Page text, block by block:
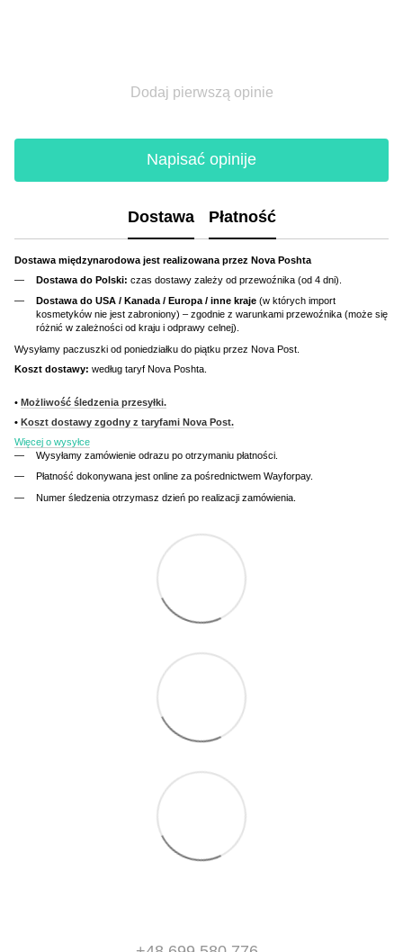
Dodaj pierwszą opinie
Napisać opinije
Dostawa Płatność
Dostawa międzynarodowa jest realizowana przez Nova Poshta
Dostawa do Polski: czas dostawy zależy od przewoźnika (od 4 dni).
Dostawa do USA / Kanada / Europa / inne kraje (w których import
kosmetyków nie jest zabroniony) – zgodnie z warunkami przewoźnika (może się
różnić w zależności od kraju i odprawy celnej).
Wysyłamy paczuszki od poniedziałku do piątku przez Nova Post.
Koszt dostawy: według taryf Nova Poshta.
• Możliwość śledzenia przesyłki.
• Koszt dostawy zgodny z taryfami Nova Post.
Więcej o wysyłce
Wysyłamy zamówienie odrazu po otrzymaniu płatności.
Płatność dokonywana jest online za pośrednictwem Wayforpay.
Numer śledzenia otrzymasz dzień po realizacji zamówienia.